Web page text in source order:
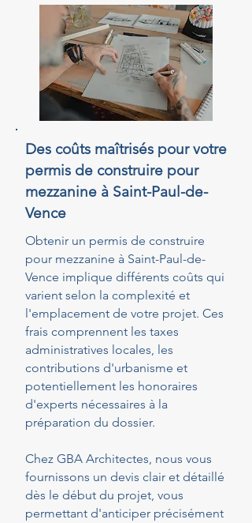
Des coûts maîtrisés pour votre
permis de construire pour
mezzanine à Saint-Paul-de-
Vence
Obtenir un permis de construire
pour mezzanine à Saint-Paul-de-
Vence implique différents coûts qui
varient selon la complexité et
l'emplacement de votre projet. Ces
frais comprennent les taxes
administratives locales, les
contributions d'urbanisme et
potentiellement les honoraires
d'experts nécessaires à la
préparation du dossier.
Chez GBA Architectes, nous vous
fournissons un devis clair et détaillé
dès le début du projet, vous
permettant d'anticiper précisément